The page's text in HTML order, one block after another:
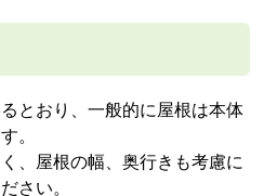
とおり、一般的に屋根は本体
。
、屋根の幅、奥行きも考慮に
さい。